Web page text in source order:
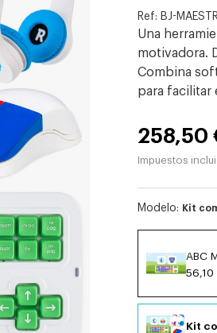
Ref: BJ-
Una
motivadora.
Combina
para facilitar
258,50
Impuestos
Modelo: Kit
ABC
56,10
Kit